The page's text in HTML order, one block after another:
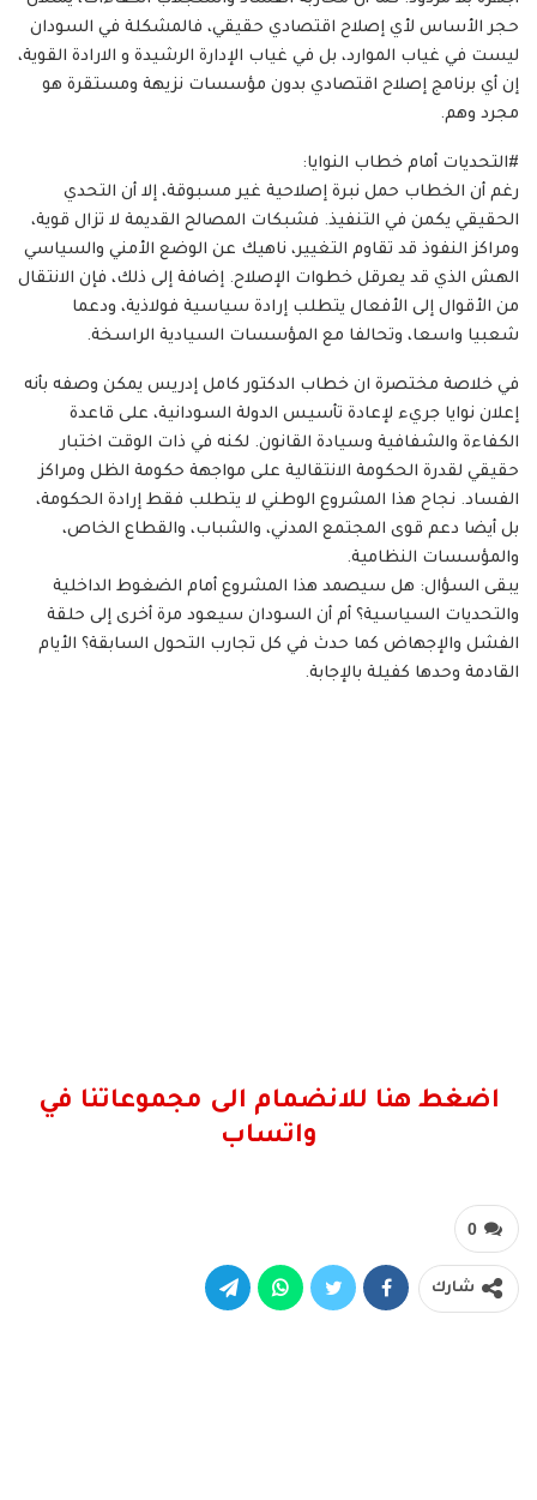
حجر الأساس لأي إصلاح اقتصادي حقيقي، فالمشكلة في السودان
ليست في غياب الموارد، بل في غياب الإدارة الرشيدة و الارادة القوية،
إن أي برنامج إصلاح اقتصادي بدون مؤسسات نزيهة ومستقرة هو
مجرد وهم.
#التحديات أمام خطاب النوايا:
رغم أن الخطاب حمل نبرة إصلاحية غير مسبوقة، إلا أن التحدي
الحقيقي يكمن في التنفيذ. فشبكات المصالح القديمة لا تزال قوية،
ومراكز النفوذ قد تقاوم التغيير، ناهيك عن الوضع الأمني والسياسي
الهش الذي قد يعرقل خطوات الإصلاح. إضافة إلى ذلك، فإن الانتقال
من الأقوال إلى الأفعال يتطلب إرادة سياسية فولاذية، ودعما
شعبيا واسعا، وتحالفا مع المؤسسات السيادية الراسخة.
في خلاصة مختصرة ان خطاب الدكتور كامل إدريس يمكن وصفه بأنه
إعلان نوايا جريء لإعادة تأسيس الدولة السودانية، على قاعدة
الكفاءة والشفافية وسيادة القانون. لكنه في ذات الوقت اختبار
حقيقي لقدرة الحكومة الانتقالية على مواجهة حكومة الظل ومراكز
الفساد. نجاح هذا المشروع الوطني لا يتطلب فقط إرادة الحكومة،
بل أيضا دعم قوى المجتمع المدني، والشباب، والقطاع الخاص،
والمؤسسات النظامية.
يبقى السؤال: هل سيصمد هذا المشروع أمام الضغوط الداخلية
والتحديات السياسية؟ أم أن السودان سيعود مرة أخرى إلى حلقة
الفشل والإجهاض كما حدث في كل تجارب التحول السابقة؟ الأيام
القادمة وحدها كفيلة بالإجابة.
اضغط هنا للانضمام الى مجموعاتنا في
واتساب
0
شارك